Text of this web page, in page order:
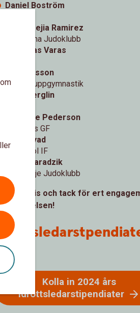
Daniel Boström
David Mejia Ramirez
Eskilstuna Judoklubb
Jeremias Varas
Mina Nilsson
Trosa Truppgymnastik
Sofia Berglin
Gertrude Pederson
Nykvarns GF
Rose Ayad
Lebi Skol IF
Vlado Paradzik
Södertälje Judoklubb
grattis och tack för ert
Kolla in 2024 års
idrottsledarstipendiater